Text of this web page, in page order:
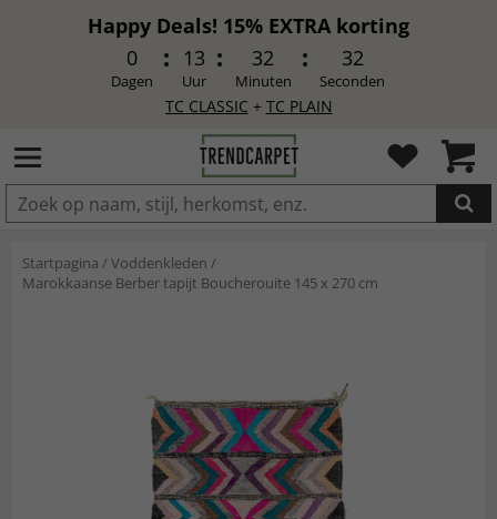
Happy Deals! 15% EXTRA korting
0
Dagen
13
Uur
32
Minuten
30
Seconden
TC CLASSIC + TC PLAIN
IN DE WINKELWAGEN GELEGD
Startpagina /Voddenkleden /
Marokkaanse Berber tapijt Boucherouite 145 x 270 cm